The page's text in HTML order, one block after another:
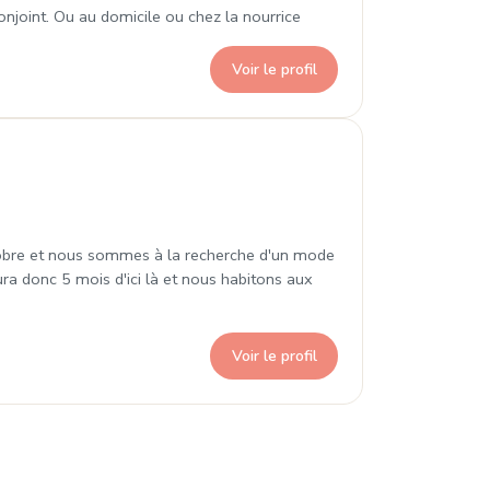
Ou au domicile ou chez la nourrice
Voir le profil
et nous sommes à la recherche d'un mode
donc 5 mois d'ici là et nous habitons aux
Voir le profil